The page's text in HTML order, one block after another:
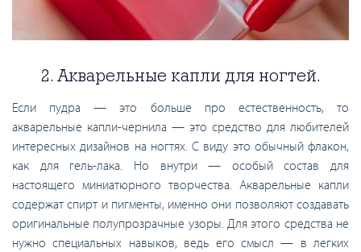
2. Акварельные капли для ногтей.
Если пудра — это больше про естественность, то
акварельные капли-чернила — это средство для любителей
интересных дизайнов на ногтях. С виду это обычный флакон,
как для гель-лака. Но внутри — особый состав для
настоящего миниатюрного творчества. Акварельные капли
содержат спирт и пигменты, именно они позволяют создавать
оригинальные полупрозрачные узоры. Для этого средства не
нужно специальных навыков, ведь его смысл — в легких